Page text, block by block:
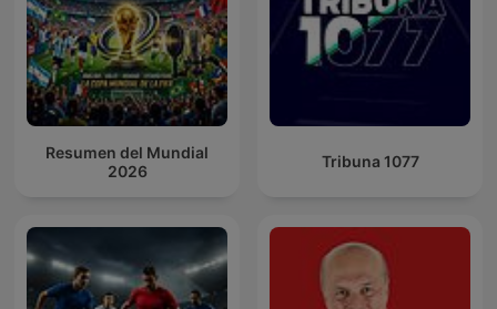
Resumen del Mundial
2026
Tribuna 1077